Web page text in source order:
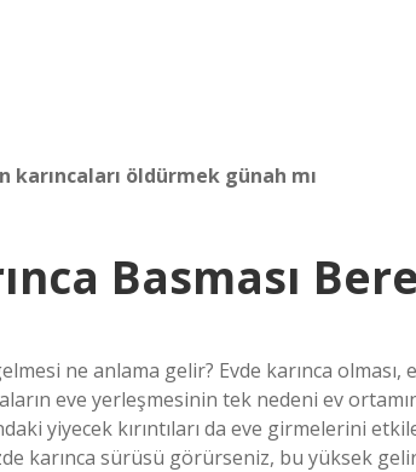
karıncaları öldürmek günah mı
Basması
ne anlama gelir? Evde karınca
eve yerleşmesinin tek nedeni ev
yiyecek kırıntıları da eve girmelerini
karınca sürüsü görürseniz, bu yüksek